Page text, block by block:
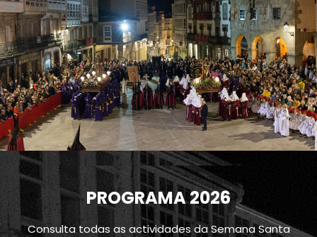
PROGRAMA 2026
Consulta todas as actividades da Semana Santa